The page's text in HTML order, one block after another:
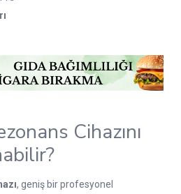
Cihazını
, geniş bir profesyonel